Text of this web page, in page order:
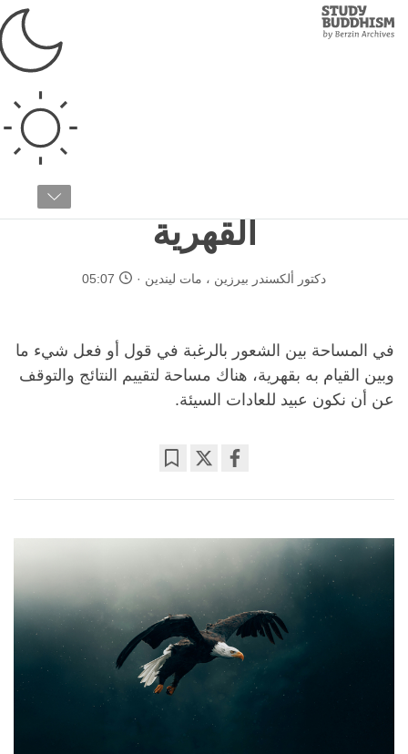
Study
Buddhism
التغلُّب على التصرفات
القهرية
دكتور ألكسندر بيرزين ، مات ليندين 05:07
في المساحة بين الشعور بالرغبة في قول أو فعل شيء ما
وبين القيام به بقهرية، هناك مساحة لتقييم النتائج والتوقف
عن أن نكون عبيد للعادات السيئة.
on